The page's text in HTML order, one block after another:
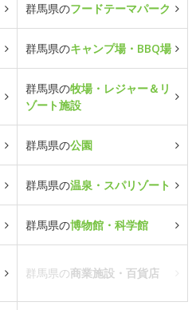
群馬県のフードテーマパーク
群馬県のキャンプ場・BBQ場
群馬県の牧場・レジャー＆リ
ゾート施設
群馬県の公園
群馬県の温泉・スパリゾート
群馬県の博物館・科学館
群馬県の商業施設・百貨店